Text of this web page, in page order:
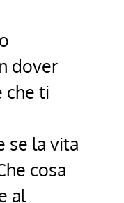
dover
che ti
se la vita
cosa
al